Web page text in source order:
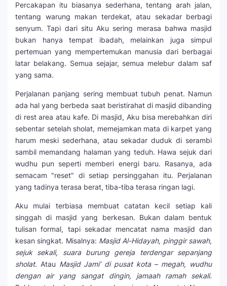
Percakapan itu biasanya sederhana, tentang arah jalan,
tentang warung makan terdekat, atau sekadar berbagi
senyum. Tapi dari situ Aku sering merasa bahwa masjid
bukan hanya tempat ibadah, melainkan juga simpul
pertemuan yang mempertemukan manusia dari berbagai
latar belakang. Semua sejajar, semua melebur dalam saf
yang sama.
Perjalanan panjang sering membuat tubuh penat. Namun
ada hal yang berbeda saat beristirahat di masjid dibanding
di rest area atau kafe. Di masjid, Aku bisa merebahkan diri
sebentar setelah sholat, memejamkan mata di karpet yang
harum meski sederhana, atau sekadar duduk di serambi
sambil memandang halaman yang teduh. Hawa sejuk dari
wudhu pun seperti memberi energi baru. Rasanya, ada
semacam "reset" di setiap persinggahan itu. Perjalanan
yang tadinya terasa berat, tiba-tiba terasa ringan lagi.
Aku mulai terbiasa membuat catatan kecil setiap kali
singgah di masjid yang berkesan. Bukan dalam bentuk
tulisan formal, tapi sekadar mencatat nama masjid dan
kesan singkat. Misalnya: Masjid Al-Hidayah, pinggir sawah,
sejuk sekali, suara burung gereja terdengar sepanjang
sholat. Atau Masjid Jami’ di pusat kota – megah, wudhu
dengan air yang sangat dingin, jamaah ramah sekali.